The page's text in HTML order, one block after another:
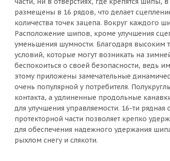
размещены в 16 рядов, что делает
количества точек зацепа. Вокруг каждого
Расположение шипов, кроме улучшения
уменьшения шумности. Благодаря высоким
условий, которые могут возникать на
беспокоиться о своей безопасности, ведь
этому приложены замечательные
очень популярной у потребителя.
контакта, а удлиненные продольные
для улучшения управляемости. 16-ти
протекторной части позволяет крепко
для обеспечения надежного удержания
рыхлом снегу и слякоти.